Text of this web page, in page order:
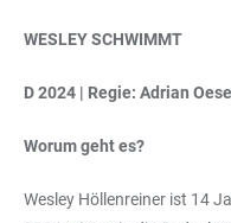
WESLEY SCHWIMMT
D 2024 | Regie: Adrian
Worum geht es?
Wesley Höllenreiner ist 14